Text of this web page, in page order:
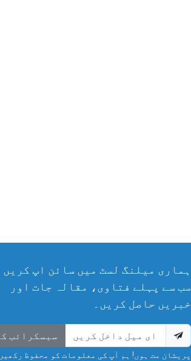
ہماری میلنگ لسٹ میں سائن اپ کریں
سب سے پہلے فتاوی، مقالہ جات اور
خبریں حاصل کریں۔
سبسکرائب
پریشان مت ہوں! ہم آپ کی معلومات کو محفوظ